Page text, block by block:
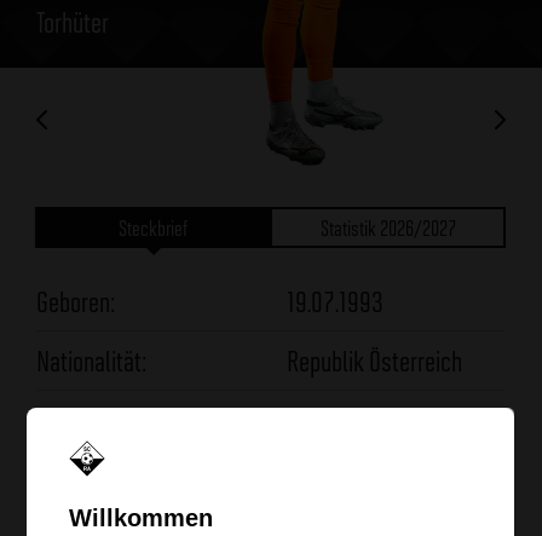
Torhüter
Steckbrief Statistik 2026/2027
Geboren:
19.07.1993
Nationalität:
Republik Österreich
Beim SCRA seit :
Willkommen